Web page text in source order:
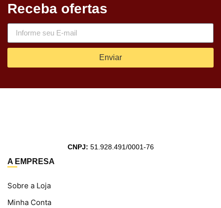
Receba ofertas
Enviar
CNPJ: 51.928.491/0001-76
A EMPRESA
Sobre a Loja
Minha Conta